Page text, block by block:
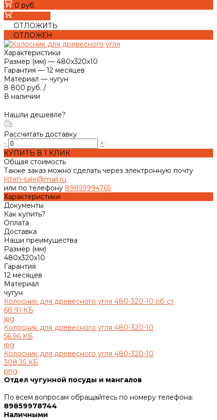
0 руб.
ОТЛОЖИТЬ
ОТЛОЖЕН
Характеристики
Размер (мм) — 480х320х10
Гарантия — 12 месяцев
Материал — чугун
8 800 руб. /
В наличии
Нашли дешевле?
Рассчитать доставку
-
+
КУПИТЬ В 1 КЛИК
Общая стоимость
Также заказ можно сделать через электронную почту
litteh-sale@mail.ru
или по телефону 89859994765
Характеристики
Документы
Как купить?
Оплата
Доставка
Наши преимущества
Размер (мм)
480х320х10
Гарантия
12 месяцев
Материал
чугун
Колосник для древесного угля 480-320-10 об ст
68.91 КБ
jpg
Колосник для древесного угля 480-320-10
56.96 КБ
jpg
Колосник для древесного угля 480-320-10
308.35 КБ
png
Отдел чугунной посуды и мангалов
По всем вопросам обращайтесь по номеру телефона:
89859978744
Наличными